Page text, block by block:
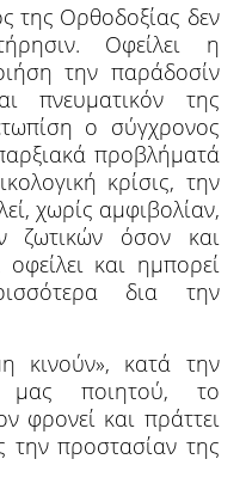
της Ορθοδοξίας δεν
Οφείλει η
την παράδοσίν
πνευματικόν της
ο σύγχρονος
προβλήματά
κρίσις, την
χωρίς αμφιβολίαν,
ζωτικών όσον και
και ημπορεί
δια την
κινούν», κατά την
ποιητού, το
φρονεί και πράττει
την προστασίαν της